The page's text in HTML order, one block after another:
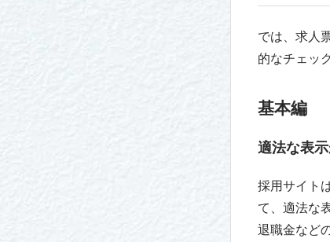
では、求人
的なチェッ
基本編
適法な表
採用サイト
て、適法な
退職金など